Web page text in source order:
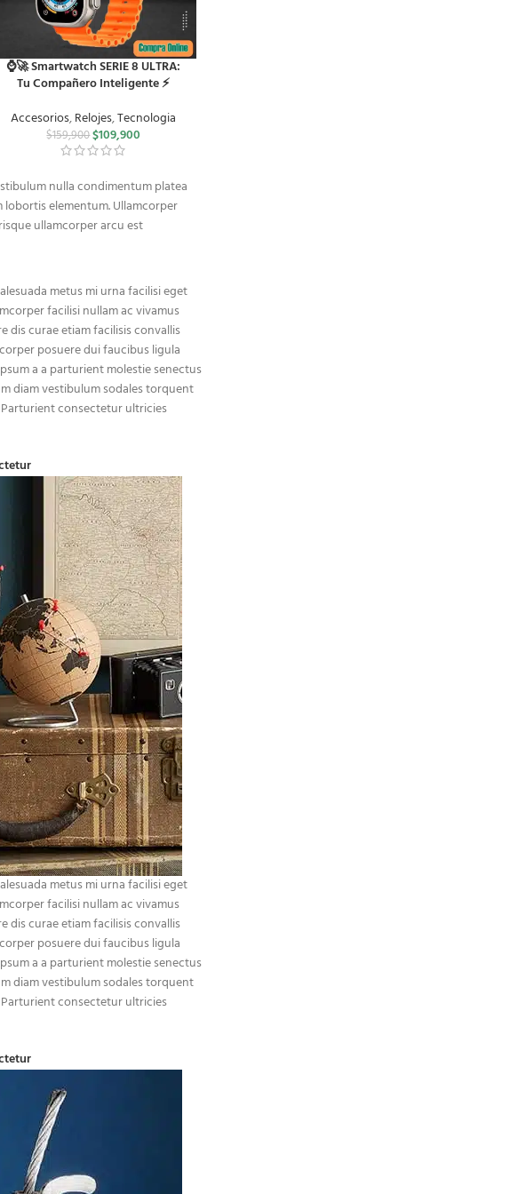
⌚️🚀 Smartwatch SERIE 8 ULTRA:
Tu Compañero Inteligente ⚡️
Accesorios,Relojes,Tecnologia
$159,900$109,900
nulla condimentum platea
elementum. Ullamcorper
ullamcorper arcu est
metus mi urna facilisi eget
facilisi nullam ac vivamus
dis curae etiam facilisis convallis
posuere dui faucibus ligula
a a parturient molestie senectus
diam vestibulum sodales torquent
consectetur ultricies
metus mi urna facilisi eget
facilisi nullam ac vivamus
dis curae etiam facilisis convallis
posuere dui faucibus ligula
a a parturient molestie senectus
diam vestibulum sodales torquent
consectetur ultricies